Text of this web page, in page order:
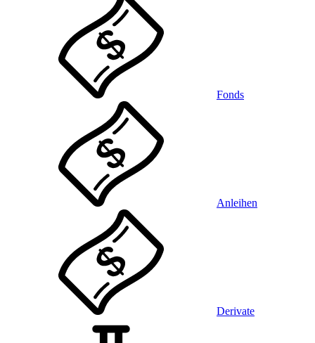
Fonds
Anleihen
Derivate